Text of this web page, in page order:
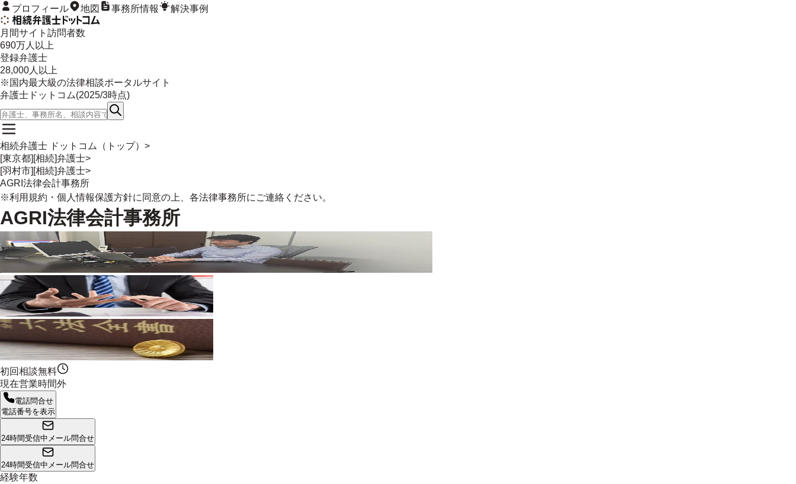
プロフィール 地図 事務所情報 解決事例
月間サイト訪問者数
690万人以上
登録弁護士
28,000人以上
※国内最大級の法律相談ポータルサイト
弁護士ドットコム(2025/3時点)
相続弁護士 ドットコム（トップ） >
[東京都][相続]弁護士>
[羽村市][相続]弁護士>
AGRI法律会計事務所
※利用規約 ・ 個人情報保護方針に同意の上、各法律事務所にご連絡ください。
AGRI法律会計事務所
初回相談無料
現在営業時間外
電話問合せ
電話番号を表示
24時間受信中 メール問合せ
24時間受信中 メール問合せ
経験年数